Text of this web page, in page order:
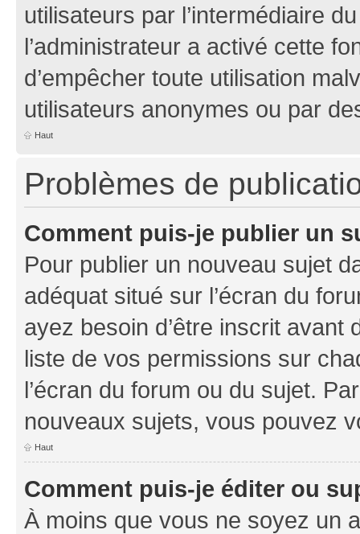
utilisateurs par l’intermédiaire
l’administrateur a activé cette
d’empêcher toute utilisation
utilisateurs anonymes ou par
Haut
Problèmes de
Comment puis-je publier un
Pour publier un nouveau sujet
adéquat situé sur l’écran du
ayez besoin d’être inscrit
liste de vos permissions sur
l’écran du forum ou du sujet.
nouveaux sujets, vous pouvez
Haut
Comment puis-je éditer ou
À moins que vous ne soyez un